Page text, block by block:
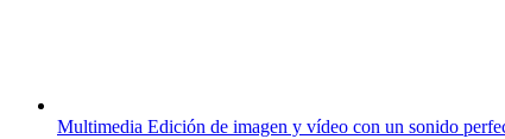
Multimedia Edición de imagen y vídeo con un sonido